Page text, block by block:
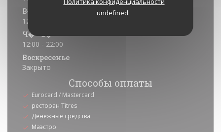
undefined
В�
12:00 - 21:30
Ч�-С�
12:00 - 22:00
Воскресенье
Закрыто
Способы оплаты
Eurocard / Mastercard
ресторан Titres
Денежные средства
Маэстро